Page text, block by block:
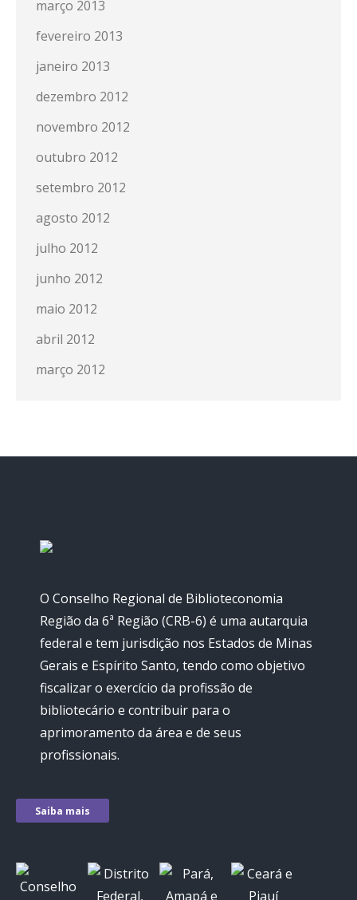
março 2013
fevereiro 2013
janeiro 2013
dezembro 2012
novembro 2012
outubro 2012
setembro 2012
agosto 2012
julho 2012
junho 2012
maio 2012
abril 2012
março 2012
O Conselho Regional de Biblioteconomia
Região da 6ª Região (CRB-6) é uma autarquia
federal e tem jurisdição nos Estados de Minas
Gerais e Espírito Santo, tendo como objetivo
fiscalizar o exercício da profissão de
bibliotecário e contribuir para o
aprimoramento da área e de seus
profissionais.
Saiba mais